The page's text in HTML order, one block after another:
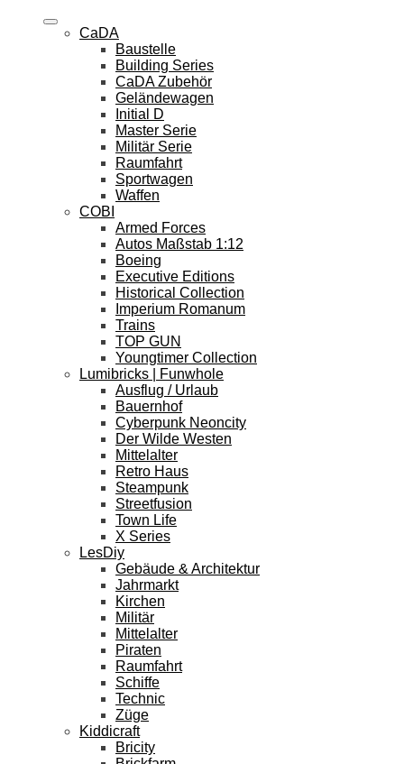
CaDA
Baustelle
Building Series
CaDA Zubehör
Geländewagen
Initial D
Master Serie
Militär Serie
Raumfahrt
Sportwagen
Waffen
COBI
Armed Forces
Autos Maßstab 1:12
Boeing
Executive Editions
Historical Collection
Imperium Romanum
Trains
TOP GUN
Youngtimer Collection
Lumibricks | Funwhole
Ausflug / Urlaub
Bauernhof
Cyberpunk Neoncity
Der Wilde Westen
Mittelalter
Retro Haus
Steampunk
Streetfusion
Town Life
X Series
LesDiy
Gebäude & Architektur
Jahrmarkt
Kirchen
Militär
Mittelalter
Piraten
Raumfahrt
Schiffe
Technic
Züge
Kiddicraft
Bricity